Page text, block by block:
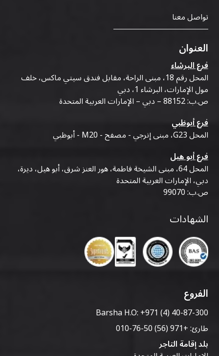
تواصل معنا
العنوان
فرع البرشاء
المحل رقم 18، مبنى الراحة، مقابل فندق سيتي ماكس، خلف
مول الإمارات، البرشاء 1، دبي
ص.ب: 88152 – دبي – الإمارات العربية المتحدة
فرع أبوظبي
المحل G23، مبنى إنرجي - مصفح - M20 - أبوظبي
فرع أبو هيل
المحل 64، مبنى الشيخة فاطمة، هور العنز شرق، أبو هيل، ديرة،
دبي، الإمارات العربية المتحدة
ص.ب: 99070
الشهادات
الفروع
Barsha H.O:+971 (4) 40-87-300
طارئ:+971 (56) 50-76-010
بلد إقامة التاجر